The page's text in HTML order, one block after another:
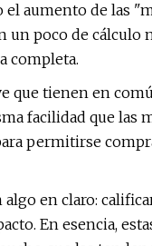
aumento de las
poco de cálculo
completa.
que tienen en
facilidad que las
permitirse
en claro:
En esencia,